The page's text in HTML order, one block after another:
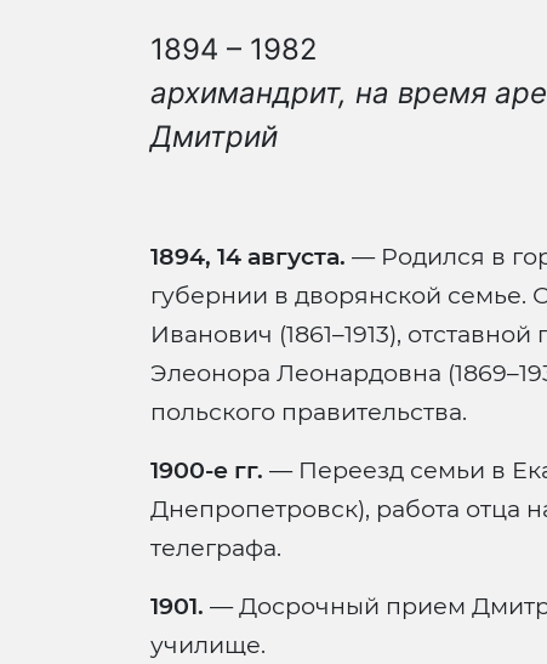
1894 – 1982
архимандрит, на время
Дмитрий
1894, 14 августа. — Родился в
губернии в дворянской семье.
Иванович (1861–1913),
Элеонора Леонардовна
польского правительства.
1900-е гг. — Переезд семьи в
Днепропетровск), работа отца
телеграфа.
1901. — Досрочный прием
училище.